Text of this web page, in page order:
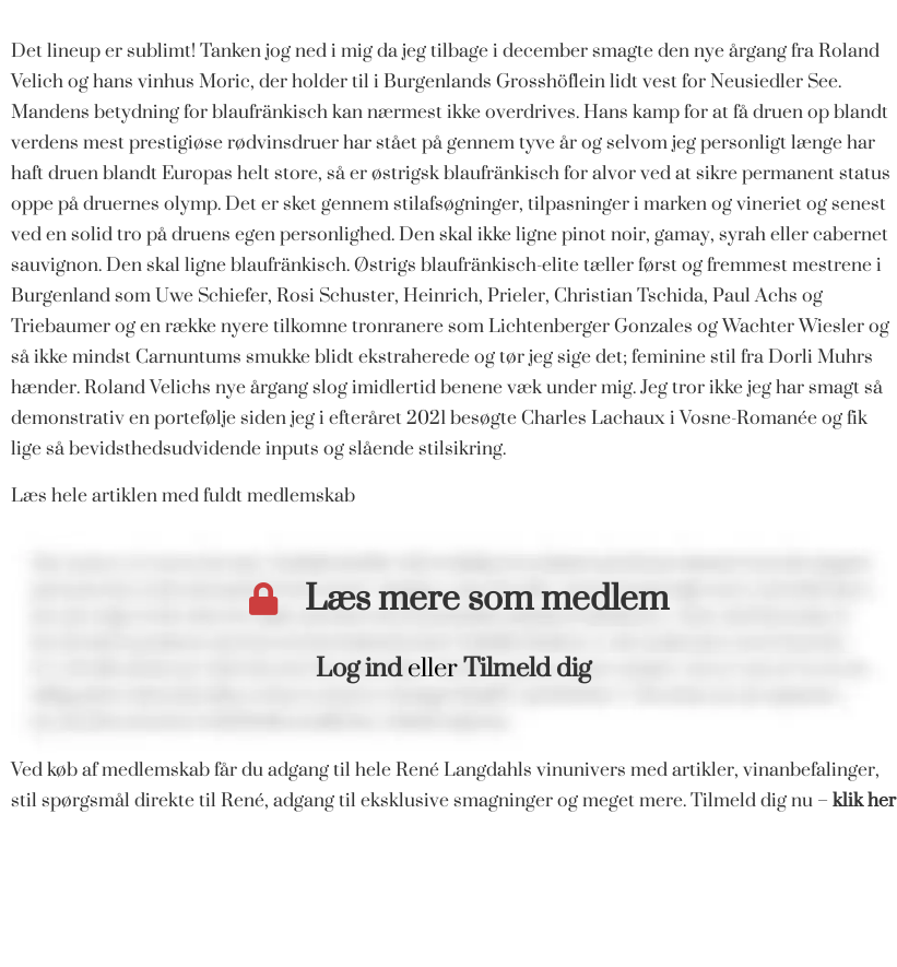
Det lineup er sublimt! Tanken jog ned i mig da jeg tilbage i december smagte den nye årgang fra Roland
Velich og hans vinhus Moric, der holder til i Burgenlands Grosshöflein lidt vest for Neusiedler See.
Mandens betydning for blaufränkisch kan nærmest ikke overdrives. Hans kamp for at få druen op blandt
verdens mest prestigiøse rødvinsdruer har stået på gennem tyve år og selvom jeg personligt længe har
haft druen blandt Europas helt store, så er østrigsk blaufränkisch for alvor ved at sikre permanent status
oppe på druernes olymp. Det er sket gennem stilafsøgninger, tilpasninger i marken og vineriet og senest
ved en solid tro på druens egen personlighed. Den skal ikke ligne pinot noir, gamay, syrah eller cabernet
sauvignon. Den skal ligne blaufränkisch. Østrigs blaufränkisch-elite tæller først og fremmest mestrene i
Burgenland som Uwe Schiefer, Rosi Schuster, Heinrich, Prieler, Christian Tschida, Paul Achs og
Triebaumer og en række nyere tilkomne tronranere som Lichtenberger Gonzales og Wachter Wiesler og
så ikke mindst Carnuntums smukke blidt ekstraherede og tør jeg sige det; feminine stil fra Dorli Muhrs
hænder. Roland Velichs nye årgang slog imidlertid benene væk under mig. Jeg tror ikke jeg har smagt så
demonstrativ en portefølje siden jeg i efteråret 2021 besøgte Charles Lachaux i Vosne-Romanée og fik
lige så bevidsthedsudvidende inputs og slående stilsikring.
Læs hele artiklen med fuldt medlemskab
Læs mere som medlem
Log indellerTilmeld dig
Ved køb af medlemskab får du adgang til hele René Langdahls vinunivers med artikler, vinanbefalinger,
stil spørgsmål direkte til René, adgang til eksklusive smagninger og meget mere. Tilmeld dig nu – klik her